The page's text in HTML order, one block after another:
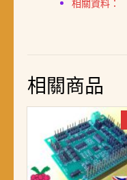
相關資料：
相關商品